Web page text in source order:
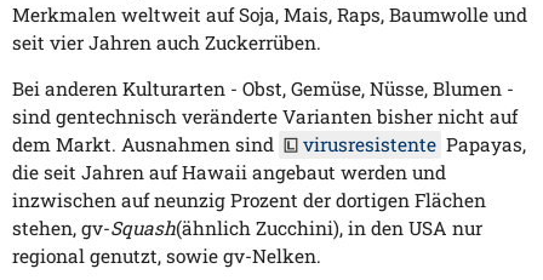
Merkmalen weltweit auf Soja, Mais, Raps, Baumwolle und
seit vier Jahren auch Zuckerrüben.
Bei anderen Kulturarten - Obst, Gemüse, Nüsse, Blumen -
sind gentechnisch veränderte Varianten bisher nicht auf
dem Markt. Ausnahmen sind
virusresistente Papayas,
die seit Jahren auf Hawaii angebaut werden und
inzwischen auf neunzig Prozent der dortigen Flächen
stehen, gv-Squash(ähnlich Zucchini), in den USA nur
regional genutzt, sowie gv-Nelken.